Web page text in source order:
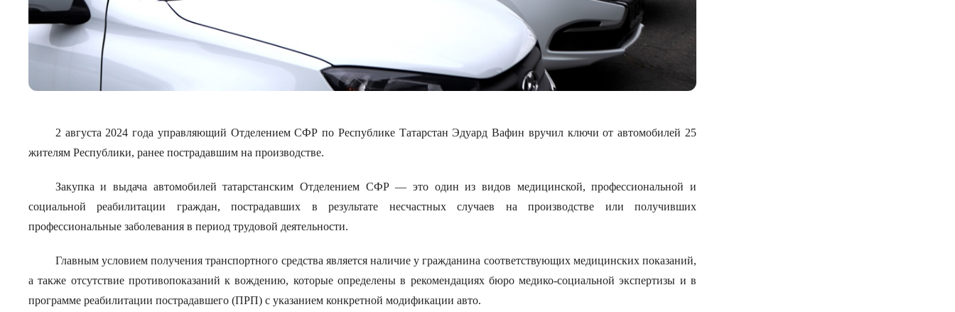
2 августа 2024 года управляющий Отделением СФР по Республике Татарстан Эдуард Вафин вручил ключи от автомобилей 25
жителям Республики, ранее пострадавшим на производстве.
Закупка и выдача автомобилей татарстанским Отделением СФР — это один из видов медицинской, профессиональной и
социальной реабилитации граждан, пострадавших в результате несчастных случаев на производстве или получивших
профессиональные заболевания в период трудовой деятельности.
Главным условием получения транспортного средства является наличие у гражданина соответствующих медицинских показаний,
а также отсутствие противопоказаний к вождению, которые определены в рекомендациях бюро медико-социальной экспертизы и в
программе реабилитации пострадавшего (ПРП) с указанием конкретной модификации авто.